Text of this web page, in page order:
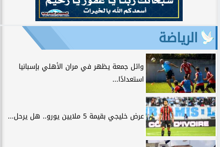
الرياضة
وائل جمعة يظهر في مران الأهلي بإسبانيا
استعدادًا...
عرض خليجي بقيمة 5 ملايين يورو.. هل يرحل...